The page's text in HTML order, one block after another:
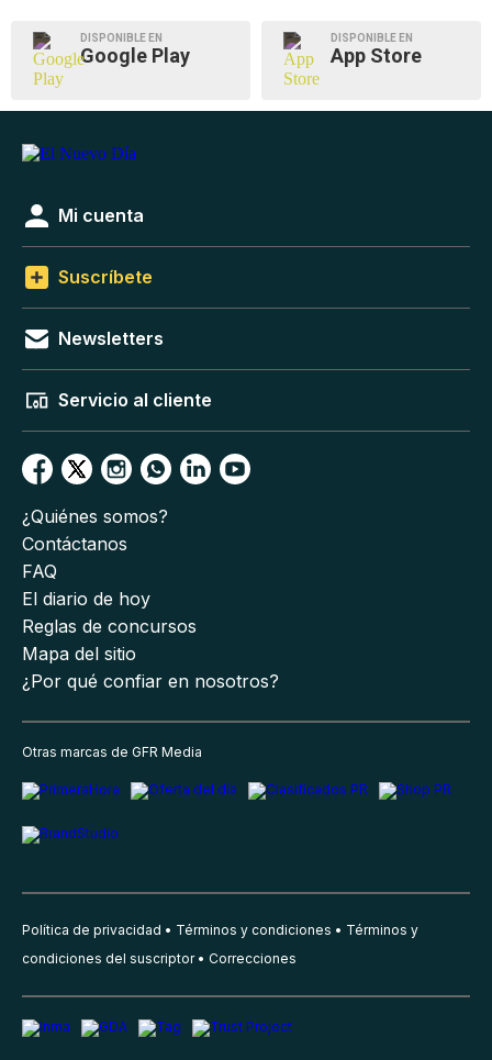
DISPONIBLE EN
Google Play
DISPONIBLE EN
App Store
Mi cuenta
Suscríbete
Newsletters
Servicio al cliente
¿Quiénes somos?
Contáctanos
FAQ
El diario de hoy
Reglas de concursos
Mapa del sitio
¿Por qué confiar en nosotros?
Otras marcas de GFR Media
Política de privacidad Términos y condiciones
Términos y
condiciones del suscriptor
Correcciones